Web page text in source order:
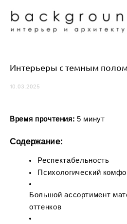
Интерьеры с темным полом
10.03.2025
Время прочтения: 5 минут
Содержание:
Респектабельность
Психологический
Большой ассортимент
оттенков